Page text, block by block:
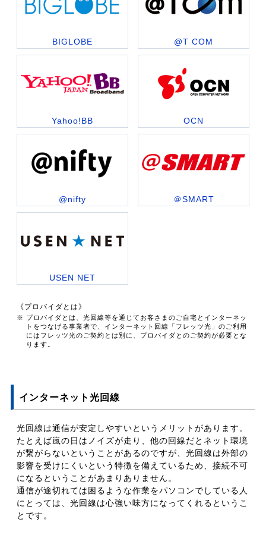
BIGLOBE @T COM
Yahoo!BB OCN
@nifty ＠SMART
USEN NET
《プロバイダとは》
※ プロバイダとは、光回線等を通じてお客さまのご自宅とインターネッ
トをつなげる事業者で、インターネット回線「フレッツ光」のご利用
にはフレッツ光のご契約とは別に、プロバイダとのご契約が必要とな
ります。
インターネット光回線
光回線は通信が安定しやすいというメリットがあります。
たとえば嵐の日はノイズが走り、他の回線だとネット環境
が繋がらないということがあるのですが、光回線は外部の
影響を受けにくいという特徴を備えているため、接続不可
になるということがあまりありません。
通信が途切れては困るような作業をパソコンでしている人
にとっては、光回線は心強い味方になってくれるというこ
とです。